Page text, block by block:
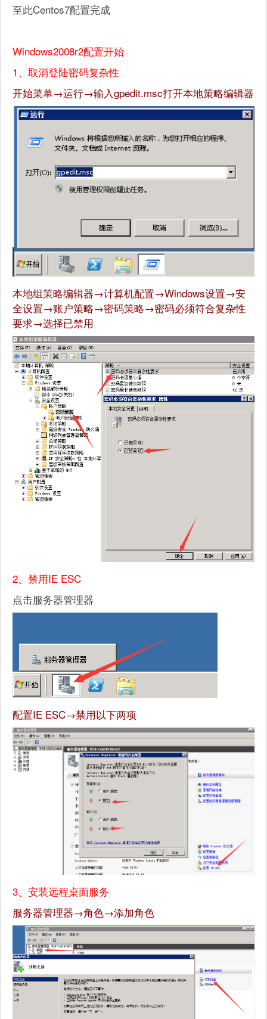
至此Centos7配置完成
Windows2008r2配置开始
1、取消登陆密码复杂性
开始菜单→运行→输入gpedit.msc打开本地策略编辑器
本地组策略编辑器→计算机配置→Windows设置→安
全设置→账户策略→密码策略→密码必须符合复杂性
要求→选择已禁用
2、禁用IE ESC
点击服务器管理器
配置IE ESC→禁用以下两项
3、安装远程桌面服务
服务器管理器→角色→添加角色